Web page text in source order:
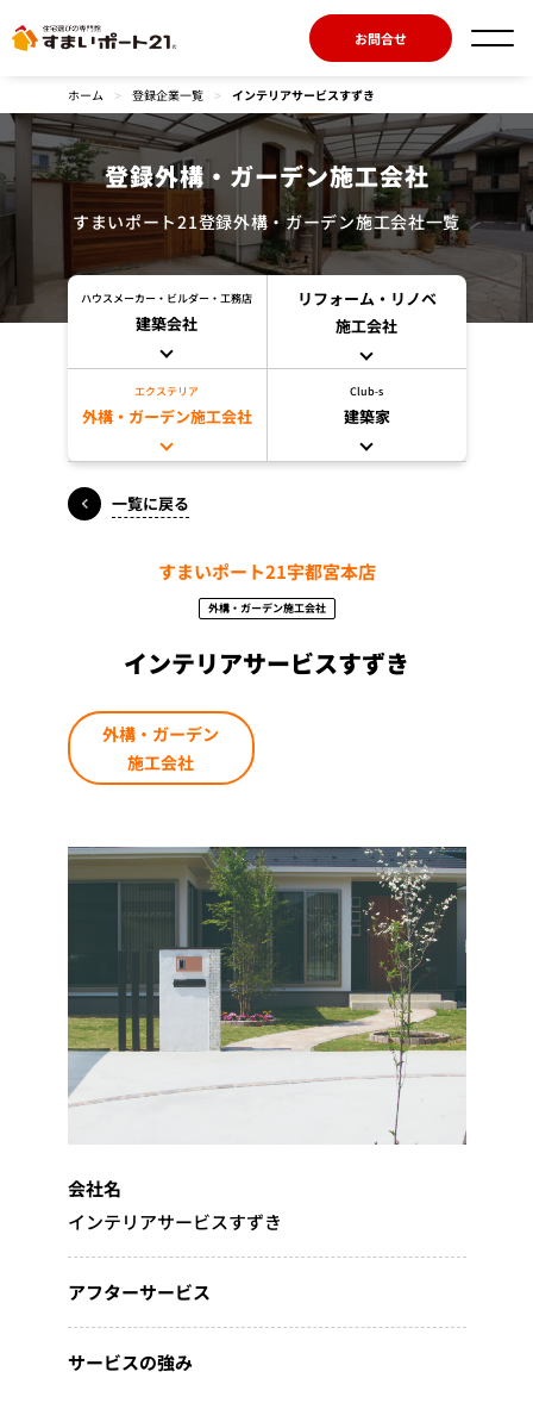
お問合せ
ホーム > 登録企業一覧 > インテリアサービスすずき
登録外構・ガーデン施工会社
すまいポート21登録外構・ガーデン施工会社一覧
ハウスメーカー・ビルダー・工務店
建築会社
リフォーム・リノベ
施工会社
エクステリア
外構・ガーデン施工会社
Club-s
建築家
一覧に戻る
すまいポート21宇都宮本店
外構・ガーデン施工会社
インテリアサービスすずき
外構・ガーデン
施工会社
会社名
インテリアサービスすずき
アフターサービス
サービスの強み